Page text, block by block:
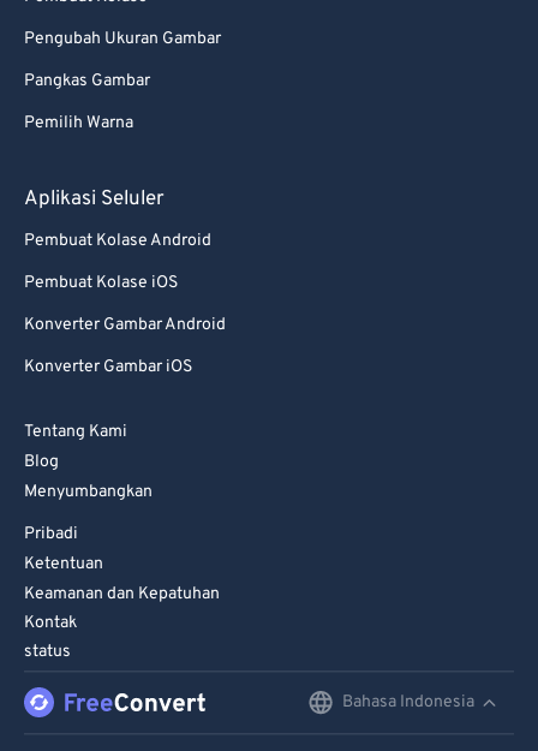
Pengubah Ukuran Gambar
Pangkas Gambar
Pemilih Warna
Aplikasi Seluler
Pembuat Kolase Android
Pembuat Kolase iOS
Konverter Gambar Android
Konverter Gambar iOS
Tentang Kami
Blog
Menyumbangkan
Pribadi
Ketentuan
Keamanan dan Kepatuhan
Kontak
status
Bahasa Indonesia